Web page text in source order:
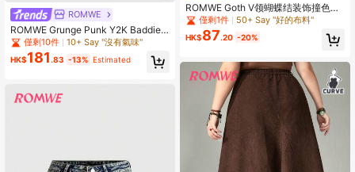
ROMWE
ROMWE Grunge Punk Y2K Baddie
人造毛皮超低腰迷你短裤
僅剩10件 10+ Say "沒有氣味"
HK$181 .83 -13% Estimated
ROMWE Goth V领蝴蝶结装饰撞色波
点女士修身百搭T恤
僅剩1件 50+ Say "好的布料"
HK$87.20 -20%